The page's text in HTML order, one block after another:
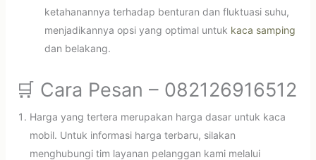
ketahanannya terhadap benturan dan fluktuasi suhu,
menjadikannya opsi yang optimal untuk kaca samping
dan belakang.
🛒 Cara Pesan – 082126916512
Harga yang tertera merupakan harga dasar untuk kaca
mobil. Untuk informasi harga terbaru, silakan
menghubungi tim layanan pelanggan kami melalui